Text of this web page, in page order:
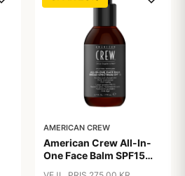
AMERICAN CREW
American Crew All-In-
One Face Balm SPF15